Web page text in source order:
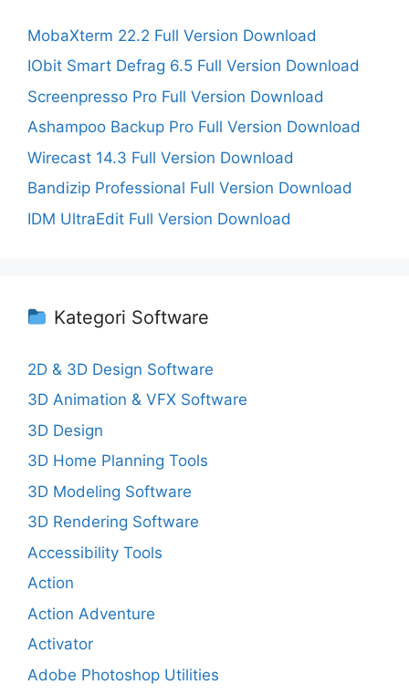
MobaXterm 22.2 Full Version Download
IObit Smart Defrag 6.5 Full Version Download
Screenpresso Pro Full Version Download
Ashampoo Backup Pro Full Version Download
Wirecast 14.3 Full Version Download
Bandizip Professional Full Version Download
IDM UltraEdit Full Version Download
Kategori Software
2D & 3D Design Software
3D Animation & VFX Software
3D Design
3D Home Planning Tools
3D Modeling Software
3D Rendering Software
Accessibility Tools
Action
Action Adventure
Activator
Adobe Photoshop Utilities